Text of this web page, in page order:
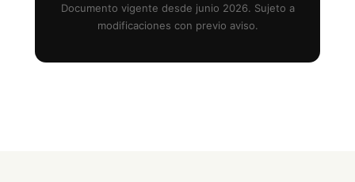
Documento vigente desde junio 2026. Sujeto a
modificaciones con previo aviso.